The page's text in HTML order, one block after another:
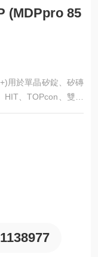
(MDPpro 85
用於單晶矽錠、矽磚
、TOPcon、雙麵
矽材料。